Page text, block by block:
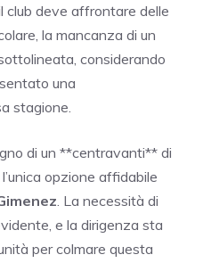
club deve affrontare delle
la mancanza di un
considerando
una
stagione.
di un **centravanti** di
opzione affidabile
. La necessità di
e la dirigenza sta
per colmare questa